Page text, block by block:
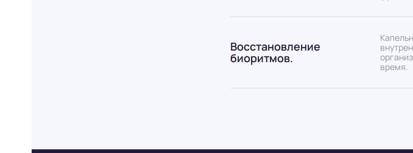
Восстановление
биоритмов.
время.